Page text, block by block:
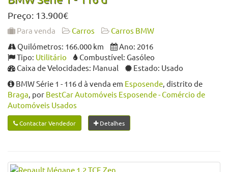
Preço: 13.900€
Para venda Carros
Carros BMW
Quilómetros: 166.000 km
Ano: 2016
Tipo: Utilitário
Combustível: Gasóleo
Caixa de Velocidades: Manual
Estado: Usado
BMW Série 1 - 116 d à venda em Esposende, distrito de
Braga, por BestCar Automóveis Esposende - Comércio de
Automóveis Usados
Contactar Vendedor Detalhes